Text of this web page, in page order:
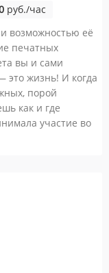
руб./час
возможностью её
печатных
вы и сами
это жизнь! И когда
порой
как и где
участие во